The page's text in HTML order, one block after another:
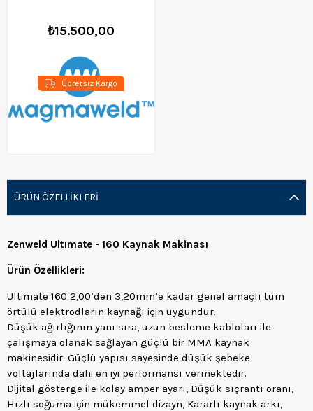
₺15.500,00
Ücretsiz Kargo
ÜRÜN ÖZELLIKLERI
Zenweld Ultımate - 160 Kaynak Makinası
Ürün Özellikleri:
Ultimate 160 2,00’den 3,20mm’e kadar genel amaçlı tüm
örtülü elektrodların kaynağı için uygundur.
Düşük ağırlığının yanı sıra, uzun besleme kabloları ile
çalışmaya olanak sağlayan güçlü bir MMA kaynak
makinesidir. Güçlü yapısı sayesinde düşük şebeke
voltajlarında dahi en iyi performansı vermektedir.
Dijital gösterge ile kolay amper ayarı, Düşük sıçrantı oranı,
Hızlı soğuma için mükemmel dizayn, Kararlı kaynak arkı,